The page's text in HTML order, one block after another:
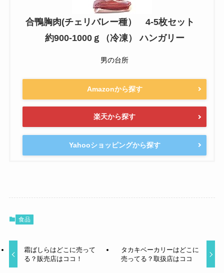
合鴨胸肉(チェリバレー種） 4-5枚セット
約900-1000ｇ（冷凍） ハンガリー
男の台所
Amazonから探す
楽天から探す
Yahooショッピングから探す
食品
霜ばしらはどこに売って
る？販売店はココ！
タカキベーカリーはどこに
売ってる？取扱店はココ